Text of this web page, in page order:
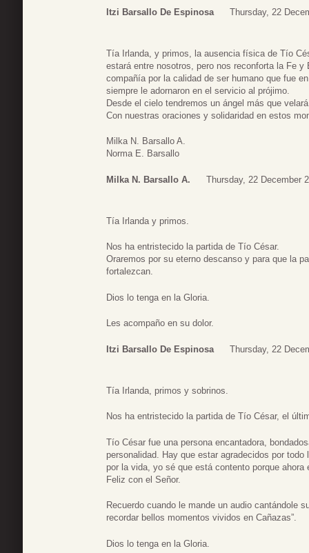
Itzi Barsallo De Espinosa Thursday, 22
Tía Irlanda, y primos, la ausencia física de Tío
estará entre nosotros, pero nos reconforta la Fe
compañía por la calidad de ser humano que fue
siempre le adornaron en el servicio al prójimo.
Desde el cielo tendremos un ángel más que
Con nuestras oraciones y solidaridad en estos
Milka N. Barsallo A.
Norma E. Barsallo
Milka N. Barsallo A. Thursday, 22 December
Tía Irlanda y primos.
Nos ha entristecido la partida de Tío César.
Oraremos por su eterno descanso y para que la
fortalezcan.
Dios lo tenga en la Gloria.
Les acompaño en su dolor.
Itzi Barsallo De Espinosa Thursday, 22
Tía Irlanda, primos y sobrinos.
Nos ha entristecido la partida de Tío César, el
Tío César fue una persona encantadora,
personalidad. Hay que estar agradecidos por
por la vida, yo sé que está contento porque
Feliz con el Señor.
Recuerdo cuando le mande un audio cantándole
recordar bellos momentos vividos en Cañazas”.
Dios lo tenga en la Gloria.